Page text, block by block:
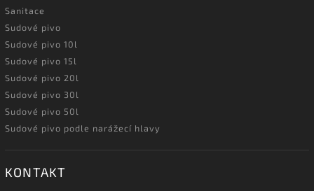
Sanitace
Sudové pivo
Sudové pivo 10l
Sudové pivo 15l
Sudové pivo 20l
Sudové pivo 30l
Sudové pivo 50l
Sudové pivo podle narážecí hlavy
KONTAKT